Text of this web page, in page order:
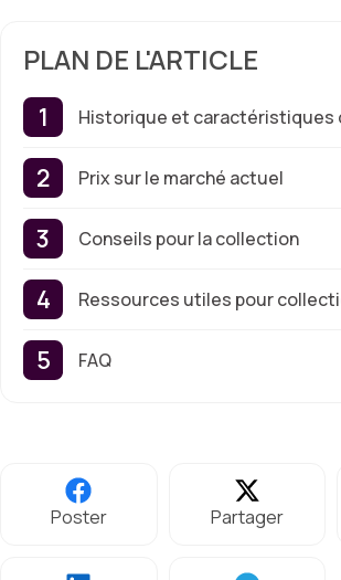
PLAN DE L'ARTICLE
Historique et caractéristiques
Prix sur le marché actuel
Conseils pour la collection
Ressources utiles pour
FAQ
Poster Partager